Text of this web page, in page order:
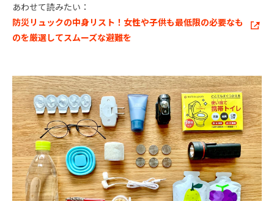
あわせて読みたい：
防災リュックの中身リスト！女性や子供も最低限の必要なも
のを厳選してスムーズな避難を